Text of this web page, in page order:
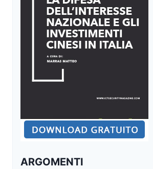
ARGOMENTI